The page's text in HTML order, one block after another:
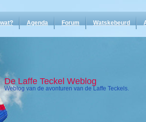
Agenda Forum Watskebeurd
De Laffe Teckel Weblog
Weblog van de avonturen van de Laffe Teckels.